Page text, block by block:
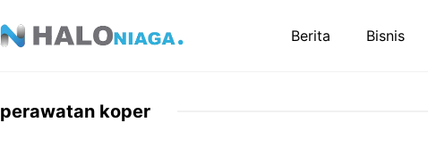
Berita Bisnis
perawatan koper